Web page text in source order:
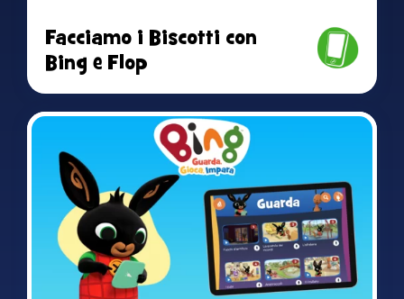
Facciamo i Biscotti con
Bing e Flop